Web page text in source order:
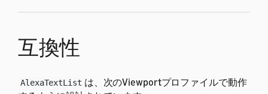
互換性
AlexaTextList は、次のViewportプロファイルで動作